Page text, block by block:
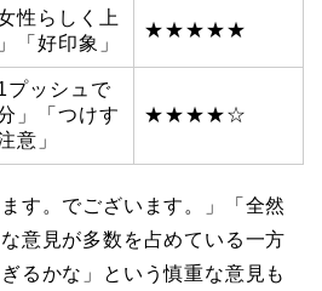
女性らしく上
「好印象」
★★★★★
1プッシュで
」「つけす
意」
★★★★☆
す。でございます。」「全然
意見が多数を占めている一方
るかな」という慎重な意見も